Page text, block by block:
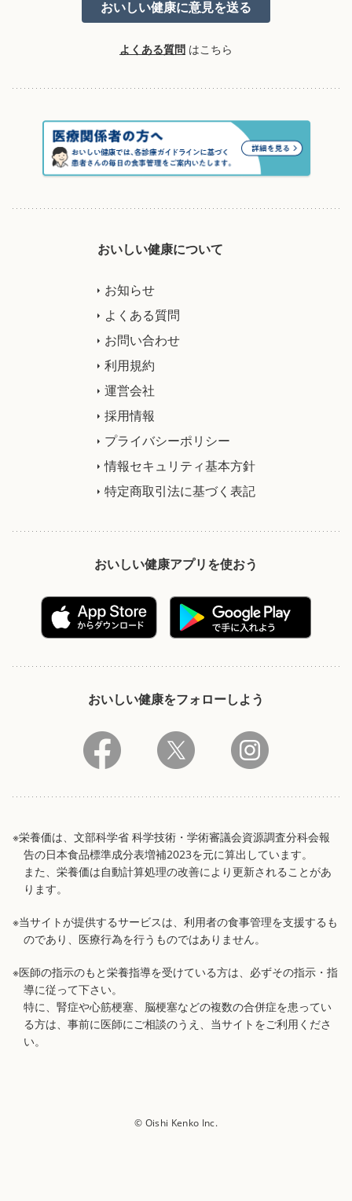
よくある質問 はこちら
おいしい健康について
お知らせ
よくある質問
お問い合わせ
利用規約
運営会社
採用情報
プライバシーポリシー
情報セキュリティ基本方針
特定商取引法に基づく表記
おいしい健康アプリを使おう
おいしい健康をフォローしよう
※栄養価は、文部科学省 科学技術・学術審議会資源調査分科会報
告の日本食品標準成分表増補2023を元に算出しています。
また、栄養価は自動計算処理の改善により更新されることがあ
ります。
※当サイトが提供するサービスは、利用者の食事管理を支援するも
のであり、医療行為を行うものではありません。
※医師の指示のもと栄養指導を受けている方は、必ずその指示・指
導に従って下さい。
特に、腎症や心筋梗塞、脳梗塞などの複数の合併症を患ってい
る方は、事前に医師にご相談のうえ、当サイトをご利用くださ
い。
© Oishi Kenko Inc.